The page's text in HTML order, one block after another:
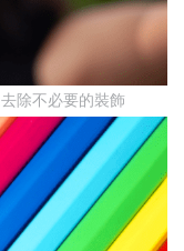
除不必要的裝飾